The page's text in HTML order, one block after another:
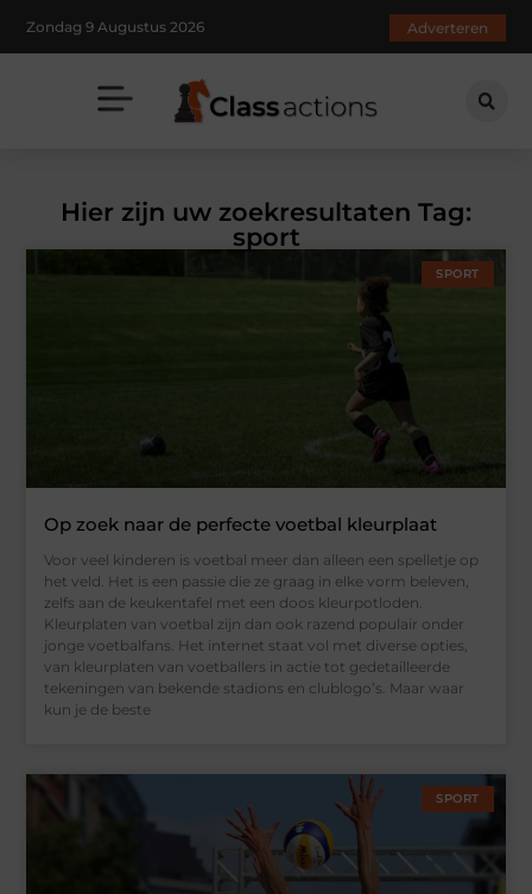
Zondag 9 Augustus 2026 Adverteren
Hier zijn uw zoekresultaten Tag:
sport
SPORT
Op zoek naar de perfecte voetbal kleurplaat
Voor veel kinderen is voetbal meer dan alleen een spelletje op
het veld. Het is een passie die ze graag in elke vorm beleven,
zelfs aan de keukentafel met een doos kleurpotloden.
Kleurplaten van voetbal zijn dan ook razend populair onder
jonge voetbalfans. Het internet staat vol met diverse opties,
van kleurplaten van voetballers in actie tot gedetailleerde
tekeningen van bekende stadions en clublogo’s. Maar waar
kun je de beste
SPORT